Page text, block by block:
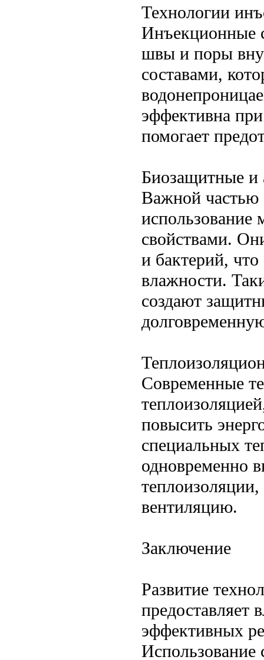
Технологии
Инъекционные
швы и поры
составами,
эффективна
помогает
Биозащитные и
Важной частью
свойствами.
и бактерий,
влажности.
создают
Современные
повысить
специальных
одновременно
вентиляцию.
Заключение
Развитие
предоставляет
эффективных
Использование